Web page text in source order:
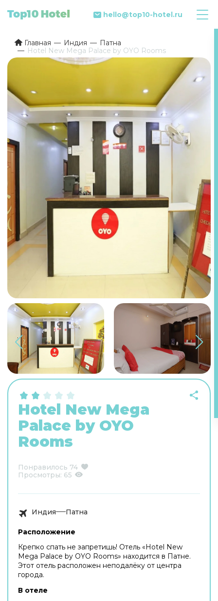
hello@top10-hotel.ru
Главная Индия
Патна
Hotel New Mega Palace by OYO Rooms
Hotel New Mega
Palace by OYO
Rooms
Понравилось 74
Просмотры: 65
Индия Патна
Расположение
Крепко спать не запретишь! Отель «Hotel New
Mega Palace by OYO Rooms» находится в Патне.
Этот отель расположен неподалёку от центра
города.
В отеле